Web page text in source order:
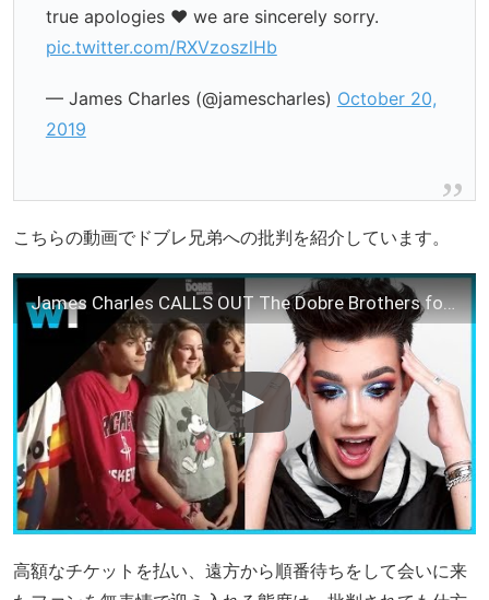
true apologies ❤️ we are sincerely sorry.
pic.twitter.com/RXVzoszlHb
— James Charles (@jamescharles) October 20,
2019
こちらの動画でドブレ兄弟への批判を紹介しています。
James Charles CALLS OUT The Dobre Brothers for HORRIBLE Meet and Greet
高額なチケットを払い、遠方から順番待ちをして会いに来